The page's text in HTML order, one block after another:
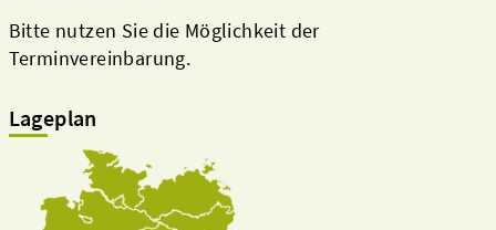
Bitte nutzen Sie die Möglichkeit der
Terminvereinbarung.
Lageplan